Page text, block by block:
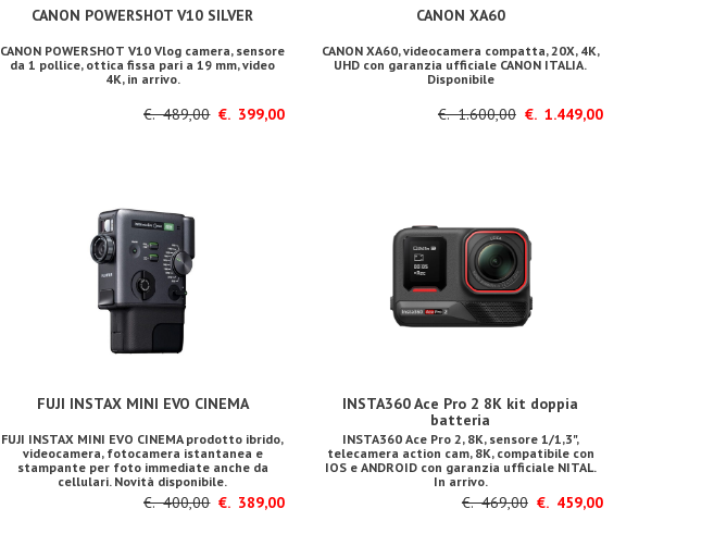
CANON POWERSHOT V10 SILVER
CANON POWERSHOT V10 Vlog camera, sensore
da 1 pollice, ottica fissa pari a 19 mm, video
4K, in arrivo.
€. 489,00€. 399,00
CANON XA60
CANON XA60, videocamera compatta, 20X, 4K,
UHD con garanzia ufficiale CANON ITALIA.
Disponibile
€. 1.600,00€. 1.449,00
FUJI INSTAX MINI EVO CINEMA
FUJI INSTAX MINI EVO CINEMA prodotto ibrido,
videocamera, fotocamera istantanea e
stampante per foto immediate anche da
cellulari. Novità disponibile.
€. 400,00€. 389,00
INSTA360 Ace Pro 2 8K kit doppia
batteria
INSTA360 Ace Pro 2, 8K, sensore 1/1,3",
telecamera action cam, 8K, compatibile con
IOS e ANDROID con garanzia ufficiale NITAL.
In arrivo.
€. 469,00€. 459,00